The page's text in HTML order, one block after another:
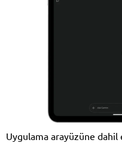
Uygulama arayüzüne